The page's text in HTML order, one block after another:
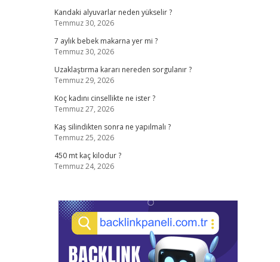
Kandaki alyuvarlar neden yükselir ?
Temmuz 30, 2026
7 aylık bebek makarna yer mi ?
Temmuz 30, 2026
Uzaklaştırma kararı nereden sorgulanır ?
Temmuz 29, 2026
Koç kadını cinsellikte ne ister ?
Temmuz 27, 2026
Kaş silindikten sonra ne yapılmalı ?
Temmuz 25, 2026
450 mt kaç kilodur ?
Temmuz 24, 2026